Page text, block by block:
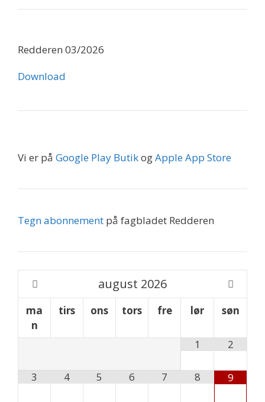
Redderen 03/2026
Download
Vi er på Google Play ButikogApple App Store
Tegn abonnement på fagbladet Redderen
august 2026
ma
n
tirs ons tors fre lør søn
1 2
3 4 5 6 7 8 9